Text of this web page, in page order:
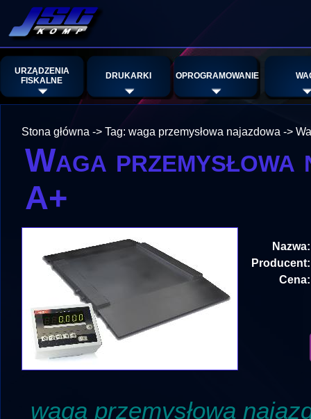
URZĄDZENIA
FISKALNE
DRUKARKI OPROGRAMOWANIE
Stona główna -> Tag: waga przemysłowa najazdowa ->
Waga
A+
Nazwa:
Producent:
Cena:
waga przemysłowa